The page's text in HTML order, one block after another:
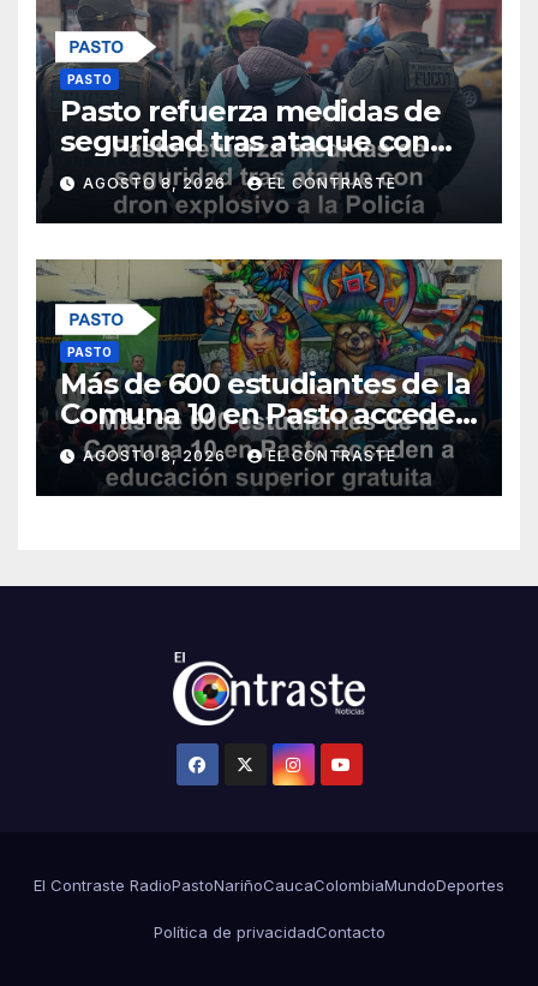
PASTO
Pasto refuerza medidas de
seguridad tras ataque con
dron explosivo a la Policía
Metropolitana
AGOSTO 8, 2026 EL CONTRASTE
PASTO
Más de 600 estudiantes de la
Comuna 10 en Pasto acceden
a educación superior gratuita
con nuevos programas
AGOSTO 8, 2026 EL CONTRASTE
El Contraste RadioPastoNariñoCaucaColombiaMundoDeportes
Política de privacidadContacto